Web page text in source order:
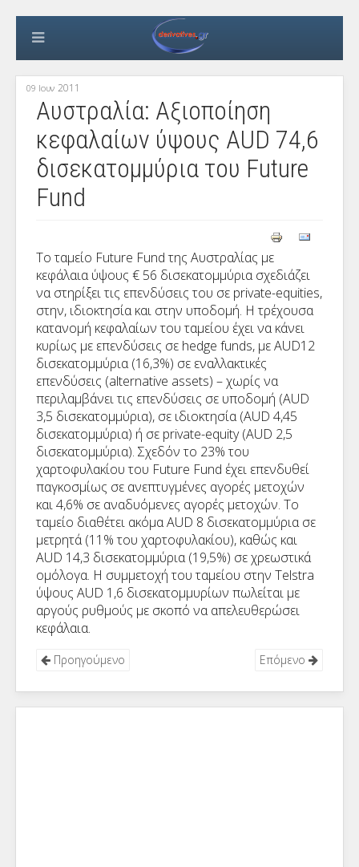
09 Ιουν 2011
Αυστραλία: Αξιοποίηση
κεφαλαίων ύψους AUD 74,6
δισεκατομμύρια του Future
Fund
Το ταμείο Future Fund της Αυστραλίας με
κεφάλαια ύψους € 56 δισεκατομμύρια σχεδιάζει
να στηρίξει τις επενδύσεις του σε private-equities,
στην, ιδιοκτησία και στην υποδομή. Η τρέχουσα
κατανομή κεφαλαίων του ταμείου έχει να κάνει
κυρίως με επενδύσεις σε hedge funds, με AUD12
δισεκατομμύρια (16,3%) σε εναλλακτικές
επενδύσεις (alternative assets) – χωρίς να
περιλαμβάνει τις επενδύσεις σε υποδομή (AUD
3,5 δισεκατομμύρια), σε ιδιοκτησία (AUD 4,45
δισεκατομμύρια) ή σε private-equity (AUD 2,5
δισεκατομμύρια). Σχεδόν το 23% του
χαρτοφυλακίου του Future Fund έχει επενδυθεί
παγκοσμίως σε ανεπτυγμένες αγορές μετοχών
και 4,6% σε αναδυόμενες αγορές μετοχών. Το
ταμείο διαθέτει ακόμα AUD 8 δισεκατομμύρια σε
μετρητά (11% του χαρτοφυλακίου), καθώς και
AUD 14,3 δισεκατομμύρια (19,5%) σε χρεωστικά
ομόλογα. Η συμμετοχή του ταμείου στην Telstra
ύψους AUD 1,6 δισεκατομμυρίων πωλείται με
αργούς ρυθμούς με σκοπό να απελευθερώσει
κεφάλαια.
Προηγούμενο Επόμενο